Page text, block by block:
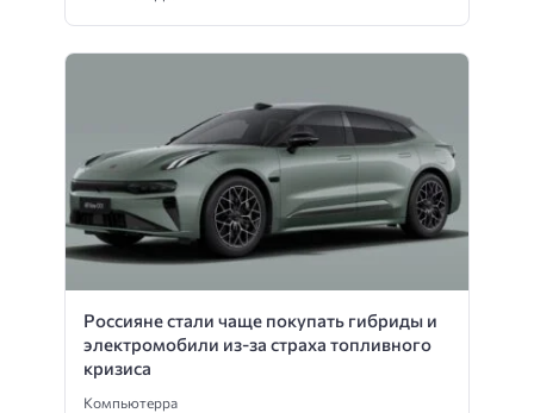
Россияне стали чаще покупать гибриды и
электромобили из-за страха топливного
кризиса
Компьютерра